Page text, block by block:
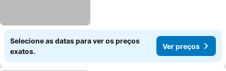
Selecione as datas para ver os preços
exatos.
Ver preços